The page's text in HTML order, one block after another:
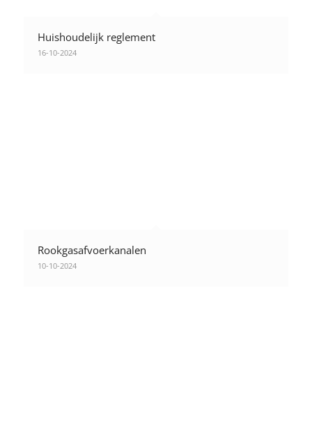
Huishoudelijk reglement
16-10-2024
Rookgasafvoerkanalen
10-10-2024